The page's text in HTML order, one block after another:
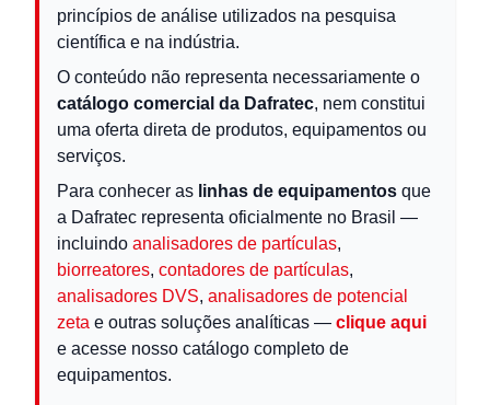
princípios de análise utilizados na pesquisa
científica e na indústria.
O conteúdo não representa necessariamente o
catálogo comercial da Dafratec, nem constitui
uma oferta direta de produtos, equipamentos ou
serviços.
Para conhecer as linhas de equipamentos que
a Dafratec representa oficialmente no Brasil —
incluindo analisadores de partículas,
biorreatores, contadores de partículas,
analisadores DVS, analisadores de potencial
zeta e outras soluções analíticas — clique aqui
e acesse nosso catálogo completo de
equipamentos.